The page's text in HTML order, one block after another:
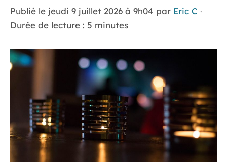
Publié le jeudi 9 juillet 2026 à 9h04 par Eric C ·
Durée de lecture : 5 minutes